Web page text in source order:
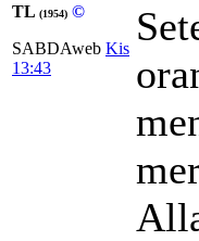
TL (1954) ©
SABDAweb Kis
13:43